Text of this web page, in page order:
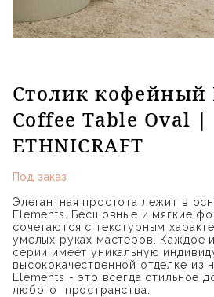
Столик кофейный
Coffee Table Oval |
ETHNICRAFT
Под заказ
Элегантная простота лежит в
Elements. Бесшовные и мягкие
сочетаются с текстурным
умелых руках мастеров. Каждое
серии имеет уникальную
высококачественной отделке из
Elements - это всегда стильное
любого пространства.